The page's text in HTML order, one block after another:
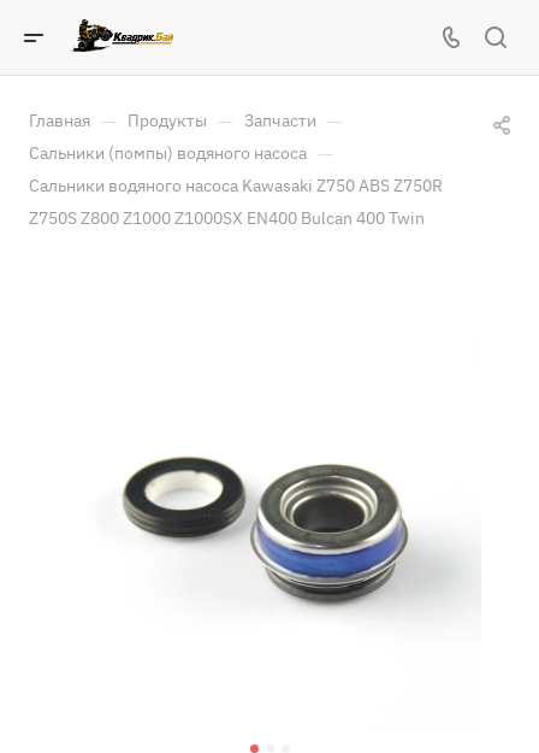
Главная — Продукты — Запчасти —
Сальники (помпы) водяного насоса —
Сальники водяного насоса Kawasaki Z750 ABS Z750R
Z750S Z800 Z1000 Z1000SX EN400 Bulcan 400 Twin